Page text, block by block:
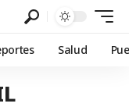
Salud